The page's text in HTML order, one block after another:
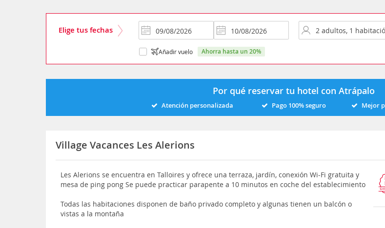
Elige tus fechas
Añadir vuelo ahorra hasta un 20%
Por qué reservar tu hotel con Atrápalo
Atención personalizada Pago 100% seguro Mejor
Village Vacances Les Alerions
Les Alerions se encuentra en Talloires y ofrece una terraza, jardín, conexión Wi-Fi gratuita y
mesa de ping pong Se puede practicar parapente a 10 minutos en coche del establecimiento
Todas las habitaciones disponen de baño privado completo y algunas tienen un balcón o
vistas a la montaña